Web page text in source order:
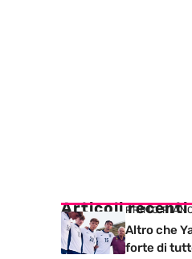
Articoli recenti
PRIMO
Altro che
forte di